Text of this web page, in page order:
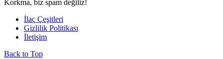
Korkma, biz spam değiliz!
İlaç Çeşitleri
Gizlilik Politikası
İletişim
Back to Top